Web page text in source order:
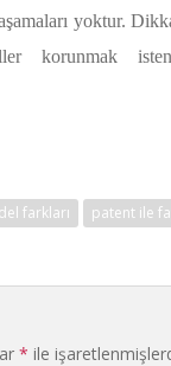
yoktur.
korunmak
farkları patent ile
* ile